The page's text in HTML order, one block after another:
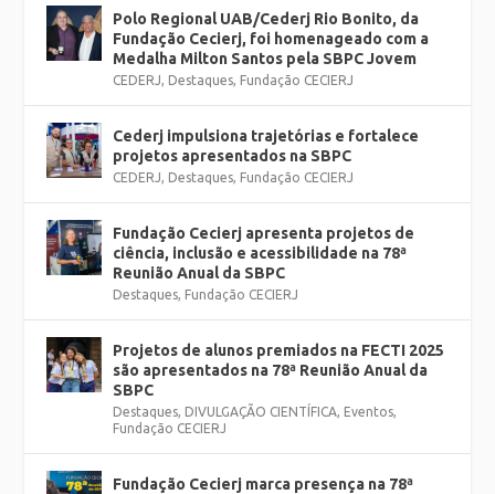
Polo Regional UAB/Cederj Rio Bonito, da
Fundação Cecierj, foi homenageado com a
Medalha Milton Santos pela SBPC Jovem
CEDERJ, Destaques, Fundação CECIERJ
Cederj impulsiona trajetórias e fortalece
projetos apresentados na SBPC
CEDERJ, Destaques, Fundação CECIERJ
Fundação Cecierj apresenta projetos de
ciência, inclusão e acessibilidade na 78ª
Reunião Anual da SBPC
Destaques, Fundação CECIERJ
Projetos de alunos premiados na FECTI 2025
são apresentados na 78ª Reunião Anual da
SBPC
Destaques, DIVULGAÇÃO CIENTÍFICA, Eventos,
Fundação CECIERJ
Fundação Cecierj marca presença na 78ª